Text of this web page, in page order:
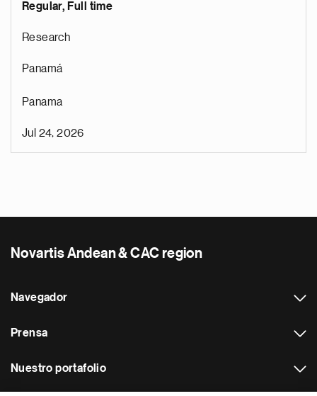
Regular, Full time
Research
Panamá
Panama
Jul 24, 2026
Novartis Andean & CAC region
Navegador
Prensa
Nuestro portafolio